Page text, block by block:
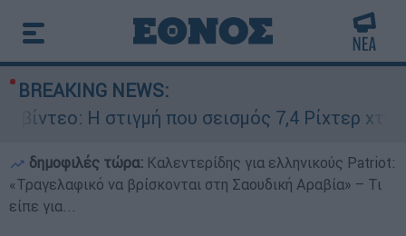
BREAKING NEWS:
Η στιγμή που σεισμός 7,4 Ρίχτερ χτυπά
δημοφιλές τώρα: Καλεντερίδης για ελληνικούς Patriot:
«Τραγελαφικό να βρίσκονται στη Σαουδική Αραβία» – Τι
είπε για...